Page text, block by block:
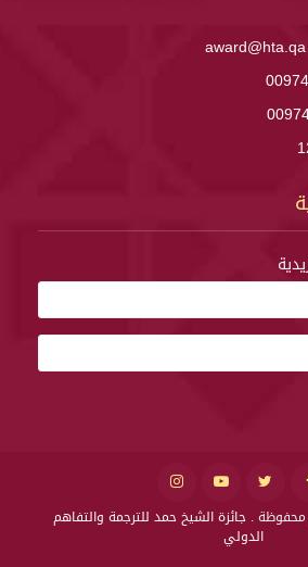
award@hta.qa
جائزة الشيخ حمد للترجمة والتفاهم
الدولي